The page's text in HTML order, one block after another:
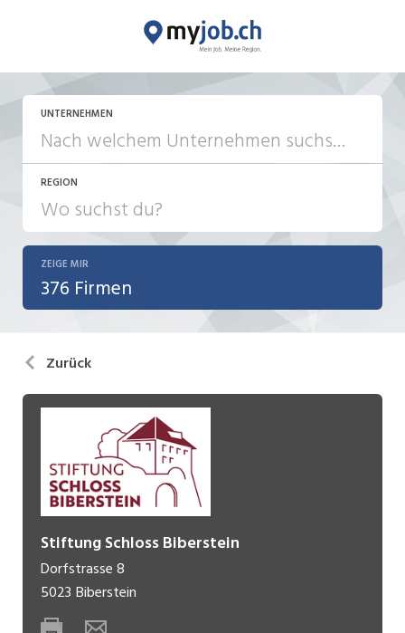
UNTERNEHMEN
REGION
ZEIGE MIR
376 Firmen
Zurück
Stiftung Schloss Biberstein
Dorfstrasse 8
5023 Biberstein